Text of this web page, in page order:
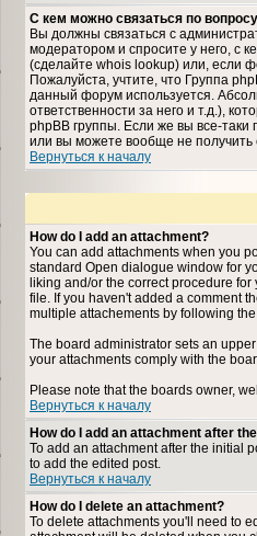
С кем можно связаться по
Вы должны связаться с
модератором и спросите у него, с
(сделайте whois lookup) или, если
Пожалуйста, учтите, что Группа
данный форум используется.
ответственности за него и т.д.),
phpBB группы. Если же вы все-
или вы можете вообще не получить
Вернуться к началу
How do I add an attachment?
You can add attachments when you
standard Open dialogue window for
liking and/or the correct procedure
file. If you haven't added a comment
multiple attachements by following
The board administrator sets an
your attachments comply with the
Please note that the boards owner,
Вернуться к началу
How do I add an attachment after
To add an attachment after the initial
to add the edited post.
Вернуться к началу
How do I delete an attachment?
To delete attachments you'll need to